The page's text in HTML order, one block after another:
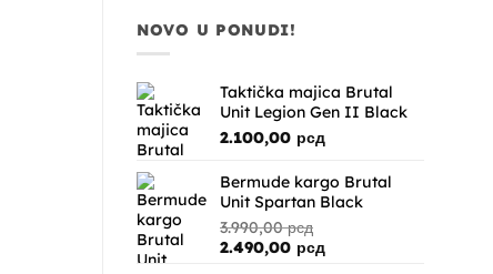
NOVO U PONUDI!
Taktička majica Brutal
Unit Legion Gen II Black
2.100,00 рсд
Bermude kargo Brutal
Unit Spartan Black
3.990,00рсд
Originalna
2.490,00 рсдTrenutna